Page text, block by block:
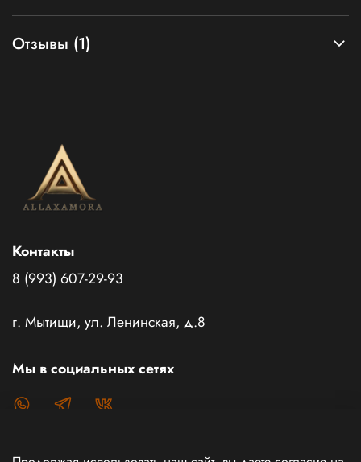
Отзывы (1)
Контакты
8 (993) 607-29-93
г. Мытищи, ул. Ленинская, д.8
Мы в социальных сетях